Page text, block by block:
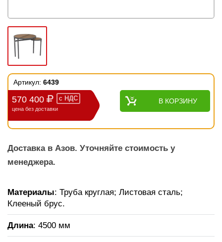
Артикул: 6439
570 400 с НДС
цена без доставки
В КОРЗИНУ
Доставка в Азов. Уточняйте стоимость у
менеджера.
Материалы: Труба круглая; Листовая сталь;
Клееный брус.
Длина: 4500 мм